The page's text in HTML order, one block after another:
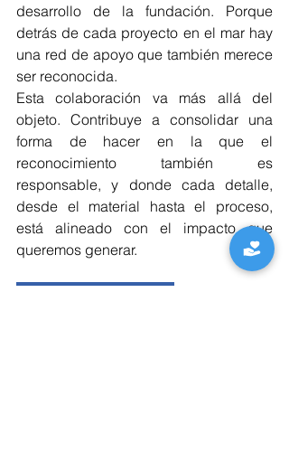
desarrollo de la fundación. Porque
detrás de cada proyecto en el mar hay
una red de apoyo que también merece
ser reconocida.
Esta colaboración va más allá del
objeto. Contribuye a consolidar una
forma de hacer en la que el
reconocimiento también es
responsable, y donde cada detalle,
desde el material hasta el proceso,
está alineado con el impacto que
queremos generar.